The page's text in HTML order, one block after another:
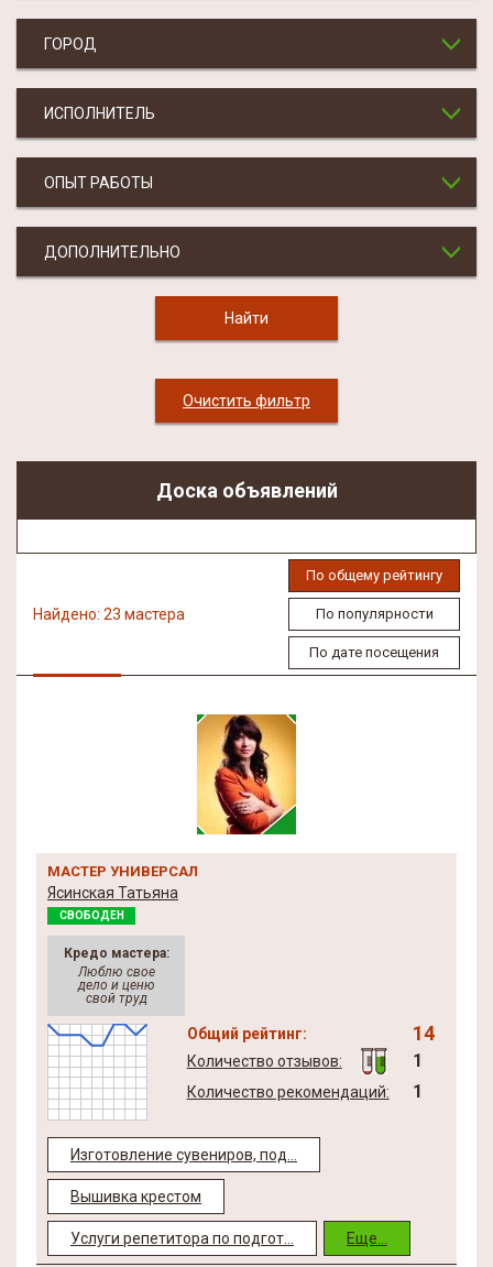
ГОРОД
ИСПОЛНИТЕЛЬ
ОПЫТ РАБОТЫ
ДОПОЛНИТЕЛЬНО
Очистить фильтр
Доска объявлений
Найдено: 23 мастера
По общему рейтингу
По популярности
По дате посещения
МАСТЕР УНИВЕРСАЛ
Ясинская Татьяна
СВОБОДЕН
Кредо мастера:
Люблю свое
дело и ценю
свой труд
Общий рейтинг: 14
Количество отзывов: 1
Количество рекомендаций: 1
Изготовление сувениров, под...
Вышивка крестом
Услуги репетитора по подгот... Еще...